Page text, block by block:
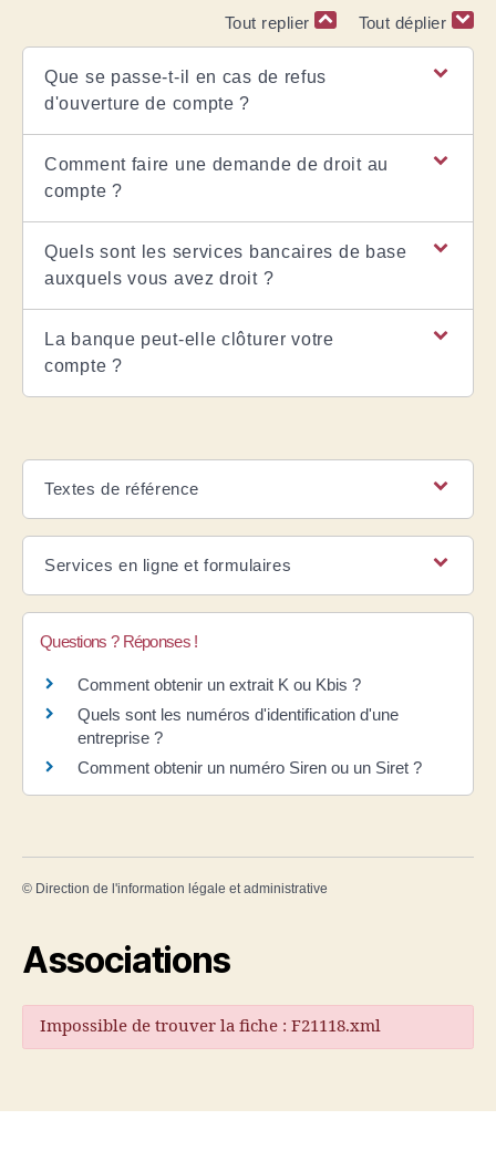
Tout replier Tout déplier
Que se passe-t-il en cas de refus
d'ouverture de compte ?
Comment faire une demande de droit au
compte ?
Quels sont les services bancaires de base
auxquels vous avez droit ?
La banque peut-elle clôturer votre
compte ?
Textes de référence
Services en ligne et formulaires
Questions ? Réponses !
Comment obtenir un extrait K ou Kbis ?
Quels sont les numéros d'identification d'une
entreprise ?
Comment obtenir un numéro Siren ou un Siret ?
© Direction de l'information légale et administrative
Associations
Impossible de trouver la fiche : F21118.xml